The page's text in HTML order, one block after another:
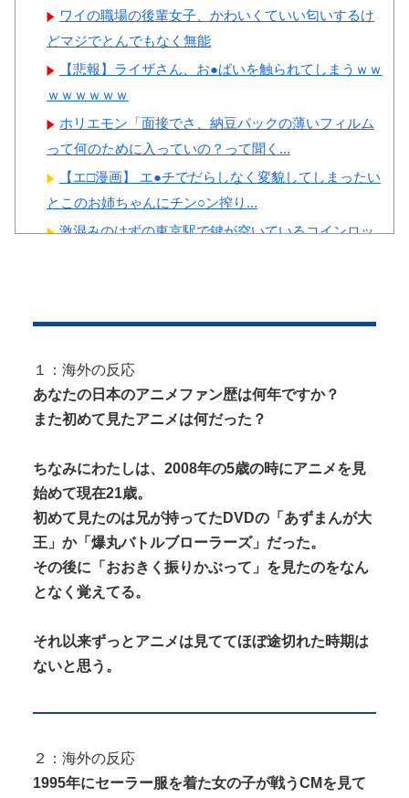
Powered by livedoor 相互RSS
権剥奪や過去ワールドカップ、
オリンピック予選の記録削除を
要求するFIFA公式制裁を海外メ
韓国人「韓国人の日本への好
感度が最高記録を達成した理
韓国人「韓国サッカー協会の
性接待問題のとんでもない言い
Powered by livedoor 相互RSS
ワイの職場の後輩女子、かわいくていい匂いするけ
どマジでとんでもなく無能
【悲報】ライザさん、お●ぱいを触られてしまうｗｗ
ｗｗｗｗｗｗ
ホリエモン「面接でさ、納豆パックの薄いフィルム
って何のために入っていの？って聞く...
【エ□漫画】 エ●チでだらしなく変貌してしまったい
とこのお姉ちゃんにチン○ン搾り...
激混みのはずの東京駅で鍵が空いているコインロッ
行為。想像の10倍エグくてフ...
ジャンポケ斎藤と代理人のやりとり、「地獄すぎて
完全にコントになってる……」と衝撃...
Powered by livedoor 相互RSS
１：海外の反応
あなたの日本のアニメファン歴は何年ですか？
また初めて見たアニメは何だった？
ちなみにわたしは、2008年の5歳の時にアニメを見
始めて現在21歳。
初めて見たのは兄が持ってたDVDの「あずまんが大
王」か「爆丸バトルブローラーズ」だった。
その後に「おおきく振りかぶって」を見たのをなん
となく覚えてる。
それ以来ずっとアニメは見ててほぼ途切れた時期は
ないと思う。
２：海外の反応
1995年にセーラー服を着た女の子が戦うCMを見て